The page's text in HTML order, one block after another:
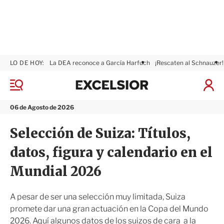
M
n
06 de Agosto de 2026
LO DE HOY: La DEA reconoce a García Harfuch ¡Rescaten al Schnauzer!
I
r
S
x
s
i
o
r
Selección de Suiza: Títulos,
datos, figura y calendario en el
Mundial 2026
A pesar de ser una selección muy limitada, Suiza
promete dar una gran actuación en la Copa del Mundo
2026. Aquí algunos datos de los suizos de cara a la